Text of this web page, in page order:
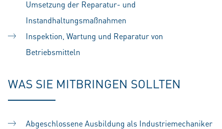
Umsetzung der Reparatur- und
Instandhaltungsmaßnahmen
Inspektion, Wartung und Reparatur von
Betriebsmitteln
WAS SIE MITBRINGEN SOLLTEN
Abgeschlossene Ausbildung als Industriemechaniker